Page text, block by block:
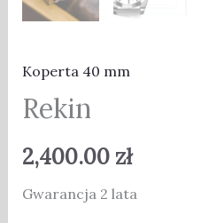
Koperta 40 mm
Rekin
2,400.00 zł
Gwarancja 2 lata